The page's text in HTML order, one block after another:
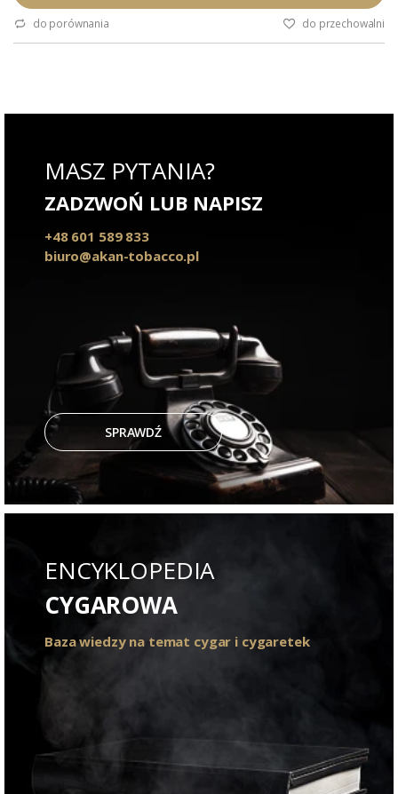
Akan Tobacco.
do porównania do przechowalni
MASZ PYTANIA?
ZADZWOŃ LUB NAPISZ
+48 601 589 833
biuro@akan-tobacco.pl
SPRAWDŹ
ENCYKLOPEDIA
CYGAROWA
Baza wiedzy na temat cygar i cygaretek